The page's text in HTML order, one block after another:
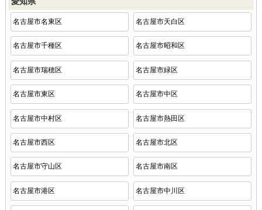
名古屋市名東区 名古屋市天白区
名古屋市千種区 名古屋市昭和区
名古屋市瑞穂区 名古屋市緑区
名古屋市東区 名古屋市中区
名古屋市中村区 名古屋市熱田区
名古屋市西区 名古屋市北区
名古屋市守山区 名古屋市南区
名古屋市港区 名古屋市中川区